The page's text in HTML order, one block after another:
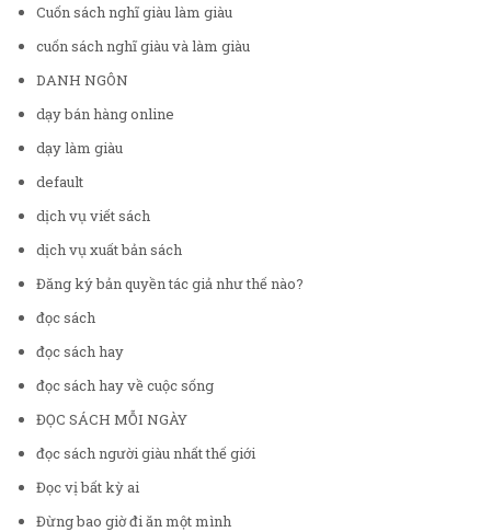
Cuốn sách nghĩ giàu làm giàu
cuốn sách nghĩ giàu và làm giàu
DANH NGÔN
dạy bán hàng online
dạy làm giàu
default
dịch vụ viết sách
dịch vụ xuất bản sách
Đăng ký bản quyền tác giả như thế nào?
đọc sách
đọc sách hay
đọc sách hay về cuộc sống
ĐỌC SÁCH MỖI NGÀY
đọc sách người giàu nhất thế giới
Đọc vị bất kỳ ai
Đừng bao giờ đi ăn một mình